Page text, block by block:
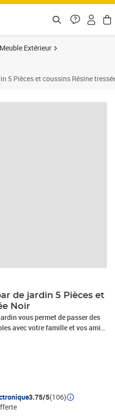
Meuble Extérieur
5 Pièces et coussins Résine
de jardin 5 Pièces et
Noir
vous permet de passer des
avec votre famille et vos amis.
poudre recouvert de résine
et la base en bois d’acacia
une stabilité supplémentaires.
solide de cadre en acier et sont
aux intempéries, ce qui
de déplacement. Le coussin et
un confort d'assise
3.75/5(106)